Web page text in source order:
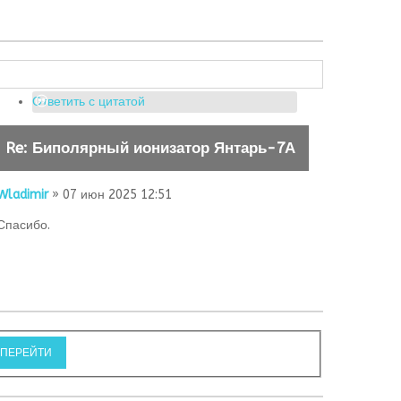
Ответить с цитатой
Re: Биполярный ионизатор Янтарь-7А
» 07 июн 2025 12:51